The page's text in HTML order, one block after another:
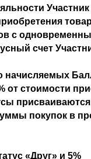
Участник
с
счет
начисляемых
от стоимости
покупок в
«Друг» и 5%